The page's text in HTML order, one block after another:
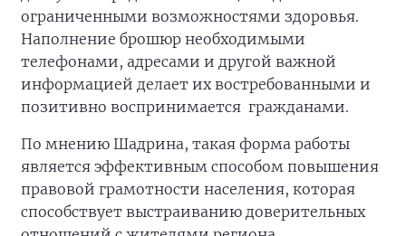
ограниченными возможностями здоровья.
Наполнение брошюр необходимыми
телефонами, адресами и другой важной
информацией делает их востребованными и
позитивно воспринимается гражданами.
По мнению Шадрина, такая форма работы
является эффективным способом повышения
правовой грамотности населения, которая
способствует выстраиванию доверительных